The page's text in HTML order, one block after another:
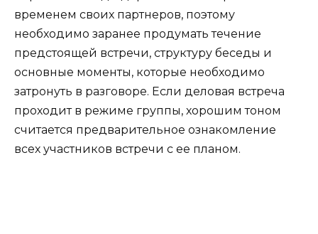
временем своих партнеров, поэтому
необходимо заранее продумать течение
предстоящей встречи, структуру беседы и
основные моменты, которые необходимо
затронуть в разговоре. Если деловая встреча
проходит в режиме группы, хорошим тоном
считается предварительное ознакомление
всех участников встречи с ее планом.